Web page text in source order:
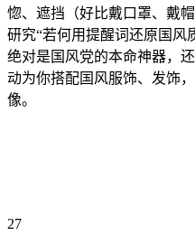
惚、遮挡（好比戴口罩、戴
研究“若何用提醒词还原国风
绝对是国风党的本命神器，
动为你搭配国风服饰、发饰
像。
27